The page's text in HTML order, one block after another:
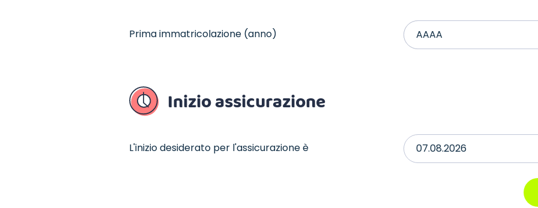
Prima immatricolazione (anno)
Inizio assicurazione
L'inizio desiderato per l'assicurazione è